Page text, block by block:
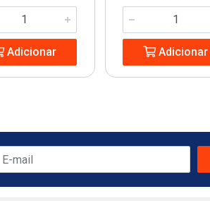
Adicionar Adicionar